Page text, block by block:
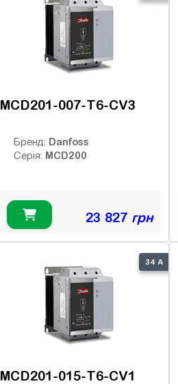
MCD201-007-T6-CV3
Бренд: Danfoss
Серія: MCD200
23 827 грн
34 А
MCD201-015-T6-CV1